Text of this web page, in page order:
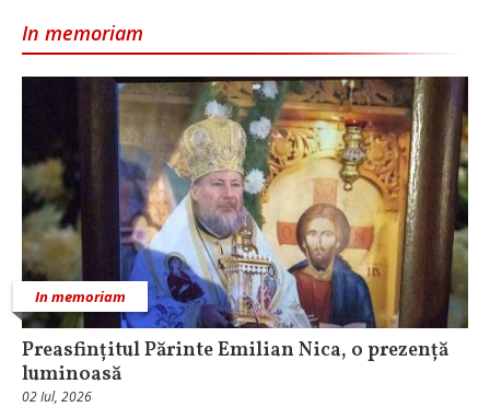
In memoriam
In memoriam
Preasfințitul Părinte Emilian Nica, o prezență
luminoasă
02 Iul, 2026